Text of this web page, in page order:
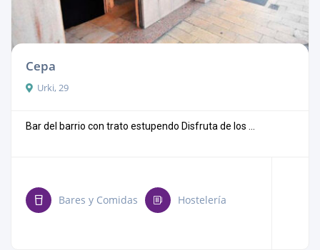
Cepa
Urki, 29
Bar del barrio con trato estupendo Disfruta de los ...
Bares y Comidas Hostelería